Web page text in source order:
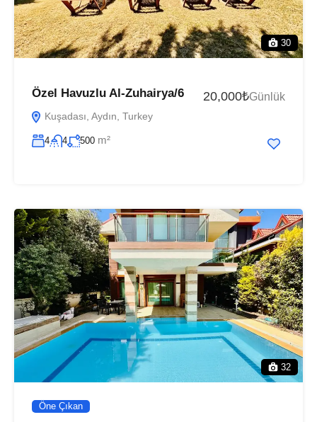
30
Özel Havuzlu Al-Zuhairya/6
Kuşadası, Aydın, Turkey
20,000₺Günlük
4 4 500 m²
32
Öne Çıkan